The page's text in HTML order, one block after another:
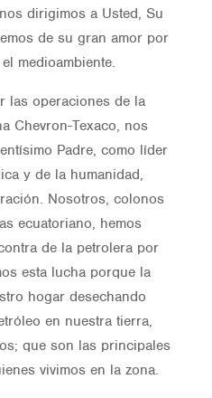
dirigimos a Usted, Su
de su gran amor por
medioambiente.
las operaciones de la
Chevron-Texaco, nos
Padre, como líder
y de la humanidad,
Nosotros, colonos
ecuatoriano, hemos
de la petrolera por
esta lucha porque la
hogar desechando
en nuestra tierra,
que son las principales
vivimos en la zona.